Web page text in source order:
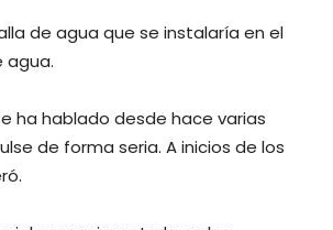
de agua que se instalaría en el
agua.
ha hablado desde hace varias
de forma seria. A inicios de los